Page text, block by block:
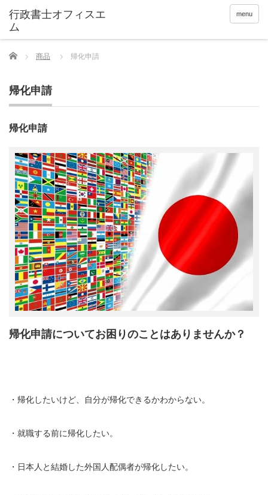
menu
Home 商品 帰化申請
帰化申請
帰化申請
帰化申請についてお困りのことはありませんか？
・帰化したいけど、自分が帰化できるかわからない。
・就職する前に帰化したい。
・日本人と結婚した外国人配偶者が帰化したい。